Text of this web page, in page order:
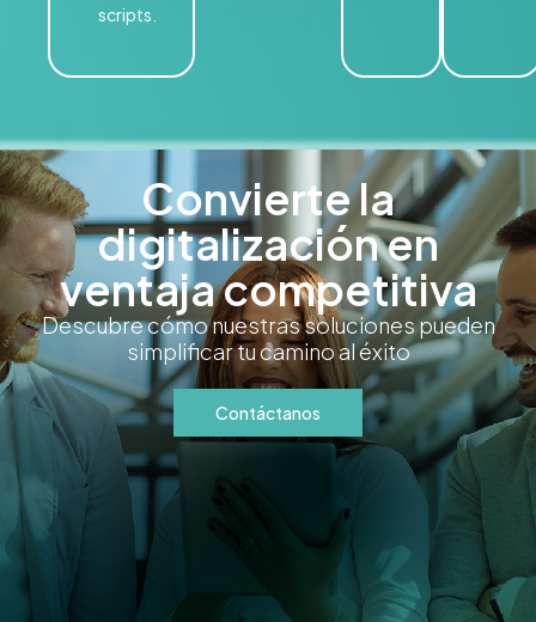
scripts.
Convierte la
digitalización en
ventaja competitiva
Descubre cómo nuestras soluciones pueden
simplificar tu camino al éxito
Contáctanos